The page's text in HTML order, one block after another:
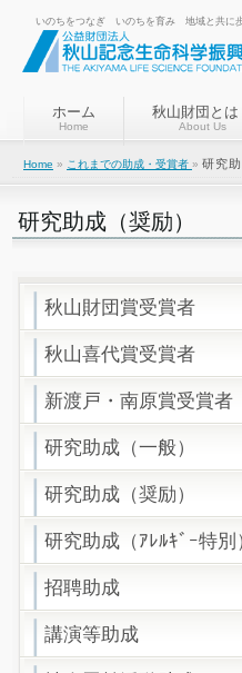
いのちをつなぎ いのちを育み 地域と共に
ホーム
Home
秋山財団とは
About Us
Home » これまでの助成・受賞者 » 研究助
研究助成（奨励）
秋山財団賞受賞者
秋山喜代賞受賞者
新渡戸・南原賞受賞者
研究助成（一般）
研究助成（奨励）
研究助成（ｱﾚﾙｷﾞｰ特別
招聘助成
講演等助成